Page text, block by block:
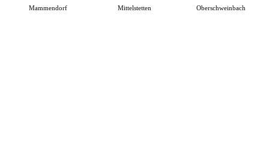
Mammendorf Mittelstetten Oberschweinbach